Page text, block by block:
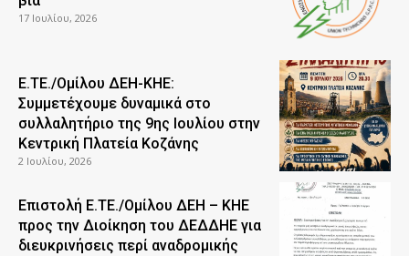
17 Ιουλίου, 2026
Ε.ΤΕ./Ομίλου ΔΕΗ-ΚΗΕ:
Συμμετέχουμε δυναμικά στο
συλλαλητήριο της 9ης Ιουλίου στην
Κεντρική Πλατεία Κοζάνης
2 Ιουλίου, 2026
Επιστολή Ε.ΤΕ./Ομίλου ΔΕΗ – ΚΗΕ
προς την Διοίκηση του ΔΕΔΔΗΕ για
διευκρινήσεις περί αναδρομικής